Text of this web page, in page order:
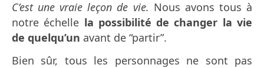
C’est une vraie leçon de vie. Nous avons tous à
notre échelle la possibilité de changer la vie
de quelqu’un avant de “partir”.
Bien sûr, tous les personnages ne sont pas